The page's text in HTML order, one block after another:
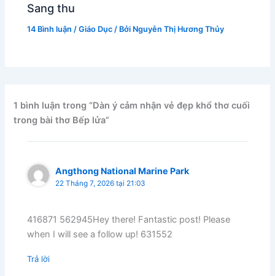
Sang thu
14 Bình luận /Giáo Dục / Bởi Nguyễn Thị Hương Thủy
1 bình luận trong “Dàn ý cảm nhận vẻ đẹp khổ thơ cuối
trong bài thơ Bếp lửa”
Angthong National Marine Park
22 Tháng 7, 2026 tại 21:03
416871 562945Hey there! Fantastic post! Please
when I will see a follow up! 631552
Trả lời